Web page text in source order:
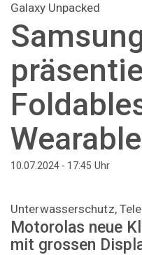
Galaxy Unpacked
10.07.2024 - 17:45 Uhr
Unterwasserschutz,
Motorolas neue
mit grossen